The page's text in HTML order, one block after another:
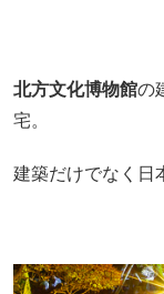
北方文化博物館の
宅。
建築だけでなく日